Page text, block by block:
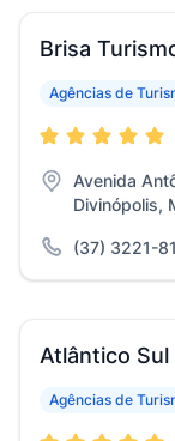
Brisa
Agências de
Avenida
Divinópolis,
(37) 3221-
Atlântico Sul
Agências de